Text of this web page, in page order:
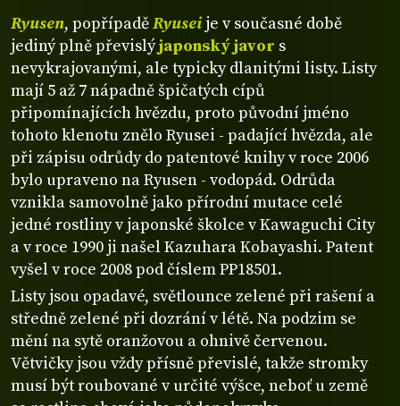
Ryusen, popřípaděRyusei je v současné době
jediný plně převislýjaponský javor s
nevykrajovanými, ale typicky dlanitými listy. Listy
mají 5 až 7 nápadně špičatých cípů
připomínajících hvězdu, proto původní jméno
tohoto klenotu znělo Ryusei - padající hvězda, ale
při zápisu odrůdy do patentové knihy v roce 2006
bylo upraveno na Ryusen - vodopád. Odrůda
vznikla samovolně jako přírodní mutace celé
jedné rostliny v japonské školce v Kawaguchi City
a v roce 1990 ji našel Kazuhara Kobayashi. Patent
vyšel v roce 2008 pod číslem PP18501.
Listy jsou opadavé, světlounce zelené při rašení a
středně zelené při dozrání v létě. Na podzim se
mění na sytě oranžovou a ohnivě červenou.
Větvičky jsou vždy přísně převislé, takže stromky
musí být roubované v určité výšce, neboť u země